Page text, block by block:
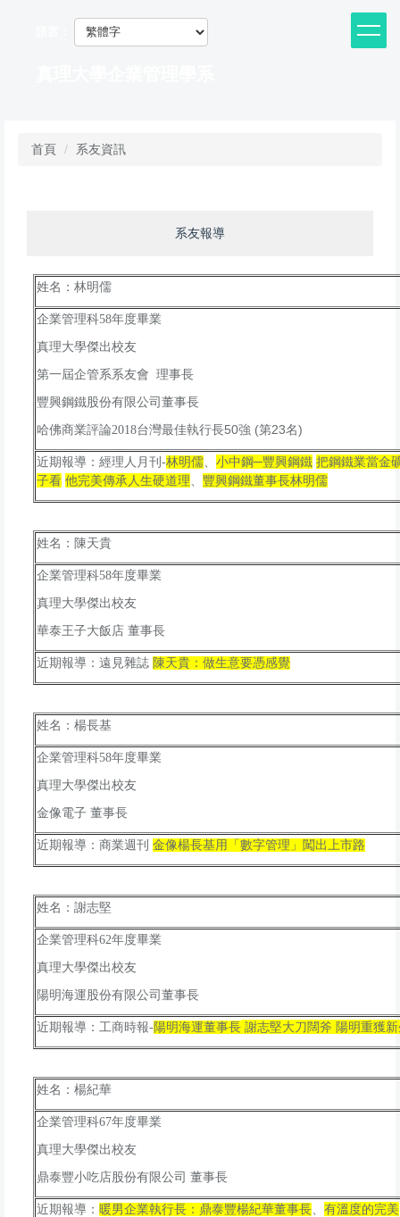
首頁 系友資訊
系友報導
姓名：林明儒
企業管理科58年度畢業
真理大學傑出校友
第一屆企管系系友會 理事長
豐興鋼鐵股份有限公司董事長
哈佛商業評論2018台灣最佳執行長50強 (第23名)
近期報導：經理人月刊-林明儒 小中鋼─豐興鋼鐵 把鋼鐵業當金
子看 他完美傳承人生硬道理 豐興鋼鐵董事長林明儒
姓名：陳天貴
企業管理科58年度畢業
真理大學傑出校友
華泰王子大飯店 董事長
近期報導：遠見雜誌 陳天貴：做生意要憑感覺
姓名：楊長基
企業管理科58年度畢業
真理大學傑出校友
金像電子 董事長
近期報導：商業週刊 金像楊長基用「數字管理」闖出上市路
姓名：謝志堅
企業管理科62年度畢業
真理大學傑出校友
陽明海運股份有限公司董事長
近期報導：工商時報-陽明海運董事長 謝志堅大刀闊斧 陽明重獲
姓名：楊紀華
企業管理科67年度畢業
真理大學傑出校友
鼎泰豐小吃店股份有限公司 董事長
近期報導： 暖男企業執行長：鼎泰豐楊紀華董事長 有溫度的完美